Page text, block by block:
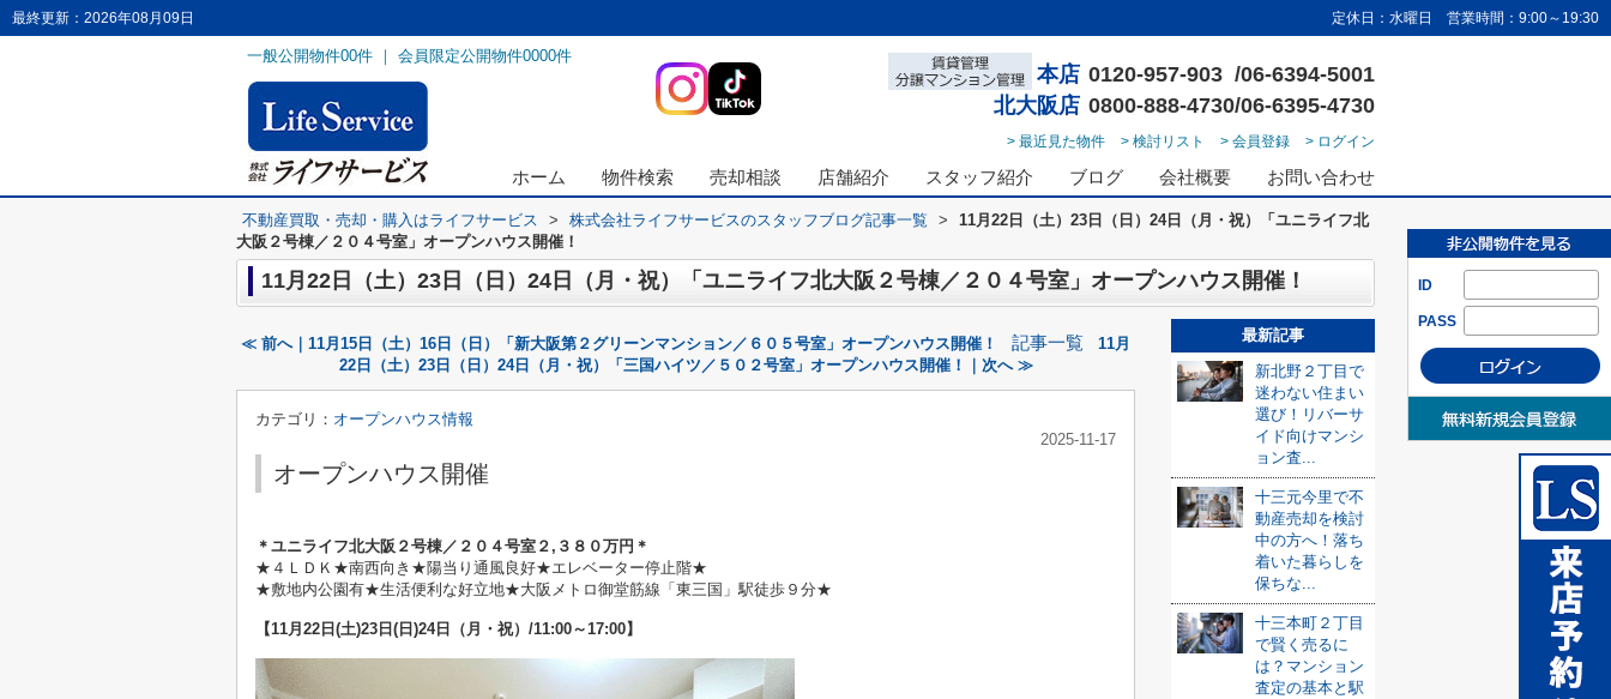
最終更新：2026年08月09日 定休日：水曜日 営業時間：9:00～19:30
一般公開物件00件 ｜ 会員限定公開物件0000件
本店 0120-957-903 /06-6394-5001
北大阪店 0800-888-4730/06-6395-4730
> 最近見た物件 > 検討リスト > 会員登録 > ログイン
ホーム 物件検索 売却相談 店舗紹介 スタッフ紹介 ブログ 会社概要 お問い合わせ
ID
PASS
不動産買取・売却・購入はライフサービス > 株式会社ライフサービスのスタッフブログ記事一覧 >
11月22日（土）23日（日）24日（月・祝）「ユニライフ北
大阪２号棟／２０４号室」オープンハウス開催！
11月22日（土）23日（日）24日（月・祝）「ユニライフ北大阪２号棟／２０４号室」オープンハウス開催！
≪ 前へ｜11月15日（土）16日（日）「新大阪第２グリーンマンション／６０５号室」オープンハウス開催！ 記事一覧
11月
22日（土）23日（日）24日（月・祝）「三国ハイツ／５０２号室」オープンハウス開催！｜次へ ≫
カテゴリ： オープンハウス情報
2025-11-17
オープンハウス開催
＊ユニライフ北大阪２号棟／２０４号室２ ,３８０万円 ＊
★ ４ＬＤＫ★南西向き★陽当り通風良好★エレベーター停止階★
★敷地内公園有★生活便利な好立地★大阪メトロ御堂筋線「東三国」駅徒歩９分★
【11月22日(土)23日(日)24日（月・祝） /11:00～17:00】
最新記事
新北野２丁目で
迷わない住まい
選び！リバーサ
イド向けマンシ
ョン査...
十三元今里で不
動産売却を検討
中の方へ！落ち
着いた暮らしを
保ちな...
十三本町２丁目
で賢く売るに
は？マンション
査定の基本と駅